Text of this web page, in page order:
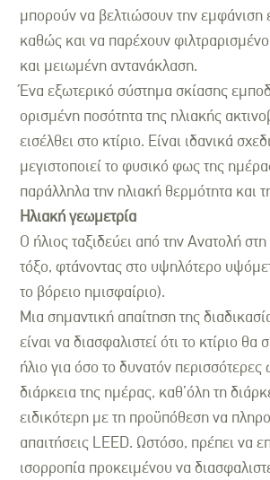
μπορούν να βελτιώσουν την εμφάνιση
καθώς και να παρέχουν
και μειωμένη αντανάκλαση.
Ένα εξωτερικό σύστημα σκίασης
ορισμένη ποσότητα της ηλιακής
εισέλθει στο κτίριο. Είναι ιδανικά
μεγιστοποιεί το φυσικό φως της
παράλληλα την ηλιακή θερμότητα και
Ηλιακή γεωμετρία
Ο ήλιος ταξιδεύει από την Ανατολή
τόξο, φτάνοντας στο υψηλότερο
το βόρειο ημισφαίριο).
Μια σημαντική απαίτηση της
είναι να διασφαλιστεί ότι το κτίριο θα
ήλιο για όσο το δυνατόν
διάρκεια της ημέρας, καθ’όλη τη
ειδικότερη με τη προϋπόθεση να
απαιτήσεις LEED. Ωστόσο, πρέπει να
ισορροπία προκειμένου να